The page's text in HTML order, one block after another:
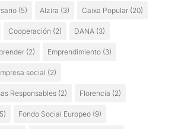
(5) Alzira (3) Caixa Popular(20)
Cooperación (2) DANA(3)
(2) Emprendimiento(3)
social (2)
Responsables(2) Florencia (2)
Fondo Social Europeo(9)